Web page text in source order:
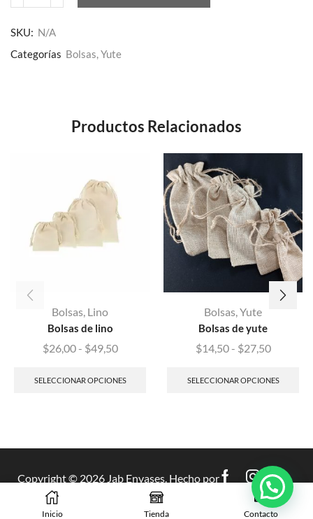
SKU: N/A
Categorías Bolsas,Yute
Productos Relacionados
Bolsas, Lino
Bolsas de lino
$26,00 - $49,50
SELECCIONAR OPCIONES
Bolsas,Yute
Bolsas de yute
$14,50 - $27,50
SELECCIONAR OPCIONES
Inicio Tienda Contacto
Copyright © 2026 Jab Envases. Hecho por